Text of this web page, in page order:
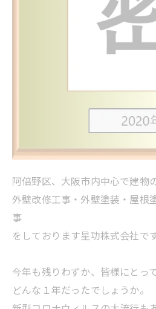
阿倍野区、大阪市内中心で建物
外壁改修工事・外壁塗装・屋根
事
をしております星功株式会社です
今年も残りわずか、皆様にとっ
どんな１年だったでしょうか。